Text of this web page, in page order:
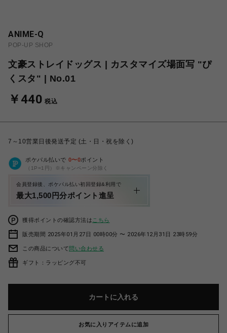
ANIME-Q
POP-UP SHOP
文豪ストレイドッグス | カスタマイズ場面写 "ぴ
くスタ" | No.01
￥440 税込
7～10営業日後発送予定 (土・日・祝を除く)
ポケパル払いで 0〜0ポイント
（1P=1円）※キャンペーン分除く
会員登録後、ポケパル払い初回登録&利用で
最大1,500円分ポイント進呈
獲得ポイントの確認方法は こちら
販売期間 2025年01月27日 00時00分 〜 2026年12月31日 23時59分
この商品について問い合わせる
ギフト：ラッピング不可
カートに入れる
お気に入りアイテムに追加